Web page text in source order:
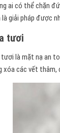
ai có thể chặn
là giải pháp được
tươi
là mặt nạ an
xóa các vết thâm,